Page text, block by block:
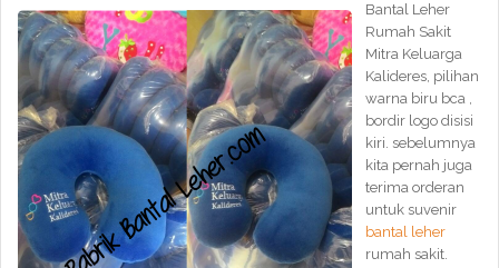
Bantal Leher
Rumah Sakit
Mitra Keluarga
Kalideres, pilihan
warna biru bca ,
bordir logo disisi
kiri. sebelumnya
kita pernah juga
terima orderan
untuk suvenir
bantal leher
rumah sakit.